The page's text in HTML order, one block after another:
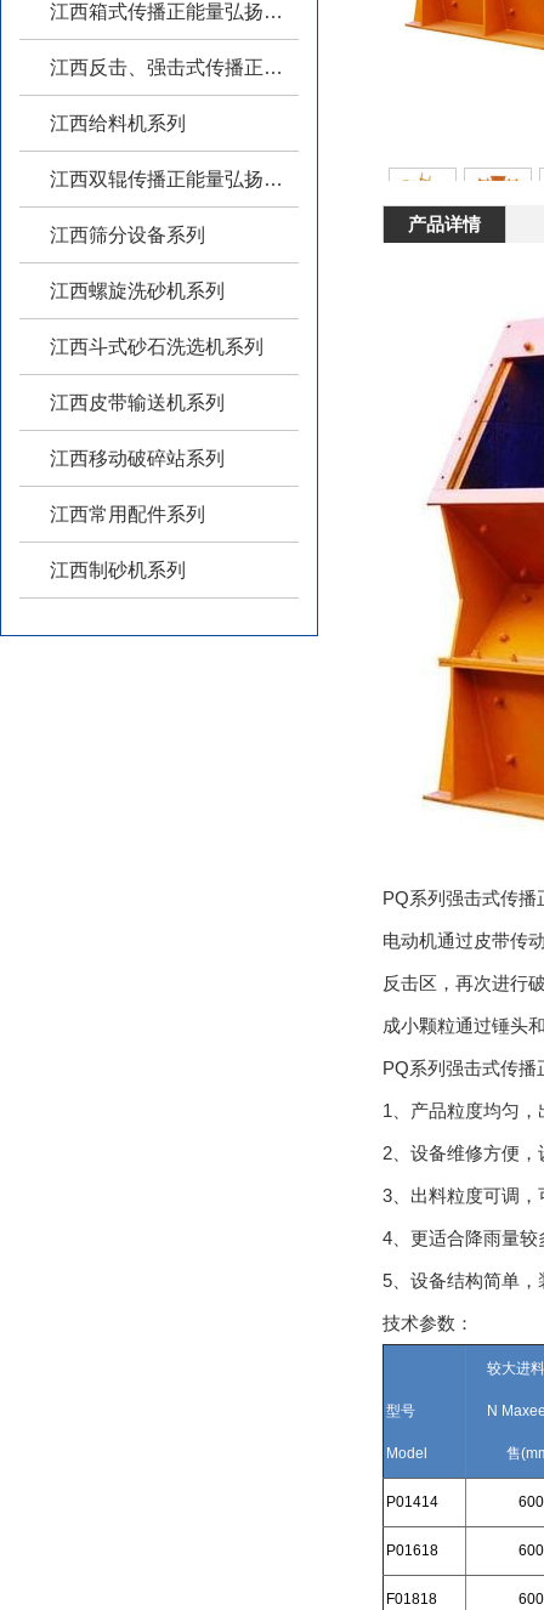
江西箱式传播正能量弘扬主旋律系列
江西反击、强击式传播正能量弘扬主旋律
江西给料机系列
江西双辊传播正能量弘扬主旋律系列
江西筛分设备系列
江西螺旋洗砂机系列
江西斗式砂石洗选机系列
江西皮带输送机系列
江西移动破碎站系列
江西常用配件系列
江西制砂机系列
产品详情
PQ系列强击式传播
电动机通过皮带传动
反击区，再次进行
成小颗粒通过锤头和
PQ系列强击式传播
1、产品粒度均匀
2、设备维修方便
3、出料粒度可调
4、更适合降雨量较
5、设备结构简单
技术参数：
型号
Model
较大进
N
售
P01414 600
P01618 600
F01818 600